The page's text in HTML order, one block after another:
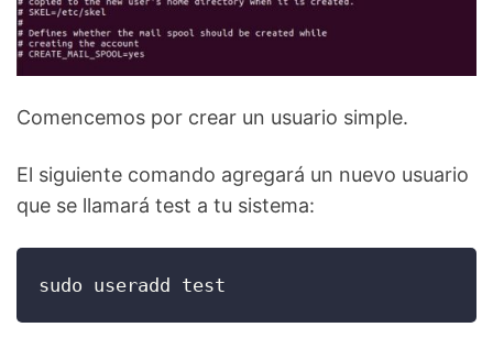
Comencemos por crear un usuario simple.
El siguiente comando agregará un nuevo usuario
que se llamará test a tu sistema:
sudo useradd test